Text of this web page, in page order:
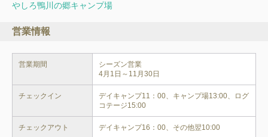
やしろ鴨川の郷キャンプ場
営業情報
営業期間
シーズン営業
チェックイン
デイキャンプ11：00、キャンプ場13:00、ログ
コテージ15:00
チェックアウト デイキャンプ16：00、その他翌10:00